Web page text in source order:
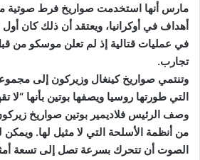
مارس أنها استخدمت صواريخ فرط صوتية
أهداف في أوكرانيا، ويعتقد أن ذلك كان
في عمليات قتالية إذ لم تعلن موسكو من
تجارب.
وتنتمي صواريخ كينغال وزيركون إلى
التي طورتها روسيا ويصفها بوتين بأنها “لا
وصف الرئيس فلاديمير بوتين صواريخ
من أنظمة الأسلحة التي لا مثيل لها.
الصوت أن تتحرك بسرعة تصل إلى تسعة